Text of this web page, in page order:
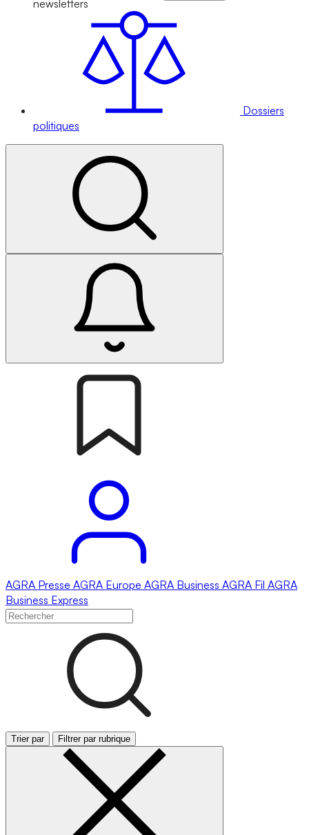
newsletters
Dossiers
politiques
AGRA Presse AGRA Europe AGRA Business AGRA Fil AGRA
Business Express
Trier par Filtrer par rubrique